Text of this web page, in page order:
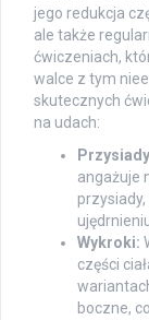
jego redukcja
ale także
ćwiczeniach,
walce z tym
skutecznych
na udach:
angażuje
Wykroki:
części
boczne,